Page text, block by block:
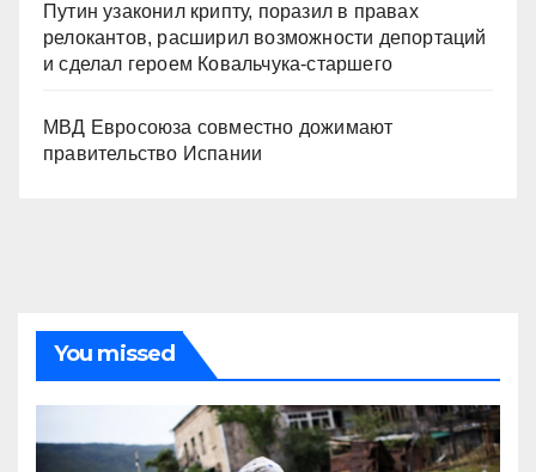
Путин узаконил крипту, поразил в правах
релокантов, расширил возможности депортаций
и сделал героем Ковальчука-старшего
МВД Евросоюза совместно дожимают
правительство Испании
You missed